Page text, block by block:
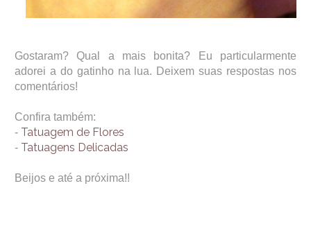
Gostaram? Qual a mais bonita? Eu particularmente
adorei a do gatinho na lua. Deixem suas respostas nos
comentários!
Confira também:
- Tatuagem de Flores
- Tatuagens Delicadas
Beijos e até a próxima!!